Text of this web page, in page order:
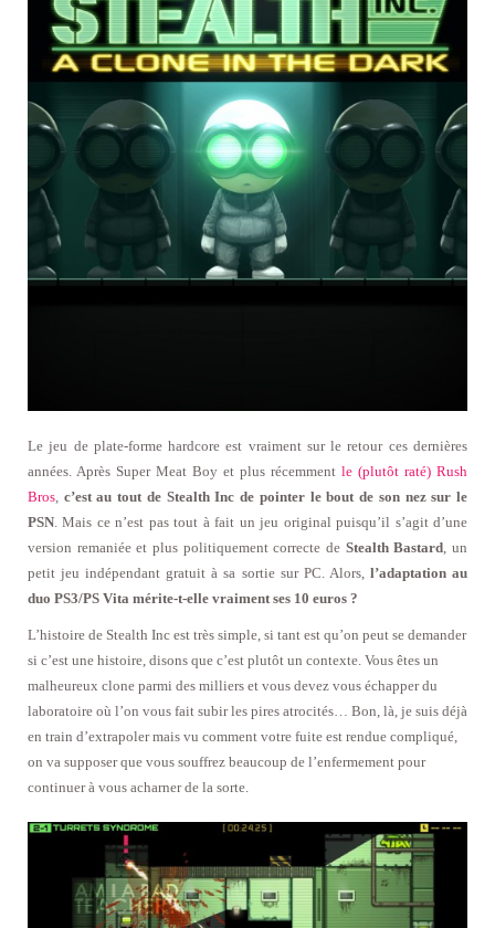
Le jeu de plate-forme hardcore est vraiment sur le retour ces dernières
années. Après Super Meat Boy et plus récemment le (plutôt raté) Rush
Bros, c’est au tout de Stealth Inc de pointer le bout de son nez sur le
PSN. Mais ce n’est pas tout à fait un jeu original puisqu’il s’agit d’une
version remaniée et plus politiquement correcte de Stealth Bastard, un
petit jeu indépendant gratuit à sa sortie sur PC. Alors,l’adaptation au
duo PS3/PS Vita mérite-t-elle vraiment ses 10 euros ?
L’histoire de Stealth Inc est très simple, si tant est qu’on peut se demander
si c’est une histoire, disons que c’est plutôt un contexte. Vous êtes un
malheureux clone parmi des milliers et vous devez vous échapper du
laboratoire où l’on vous fait subir les pires atrocités… Bon, là, je suis déjà
en train d’extrapoler mais vu comment votre fuite est rendue compliqué,
on va supposer que vous souffrez beaucoup de l’enfermement pour
continuer à vous acharner de la sorte.